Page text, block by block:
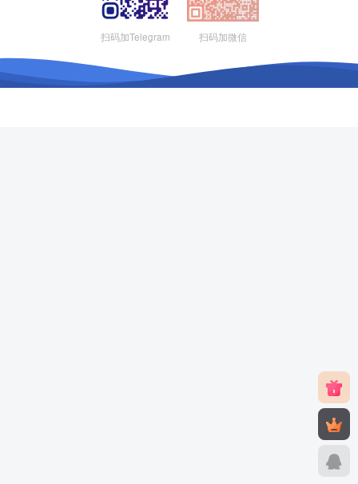
扫码加Telegram 扫码加微信